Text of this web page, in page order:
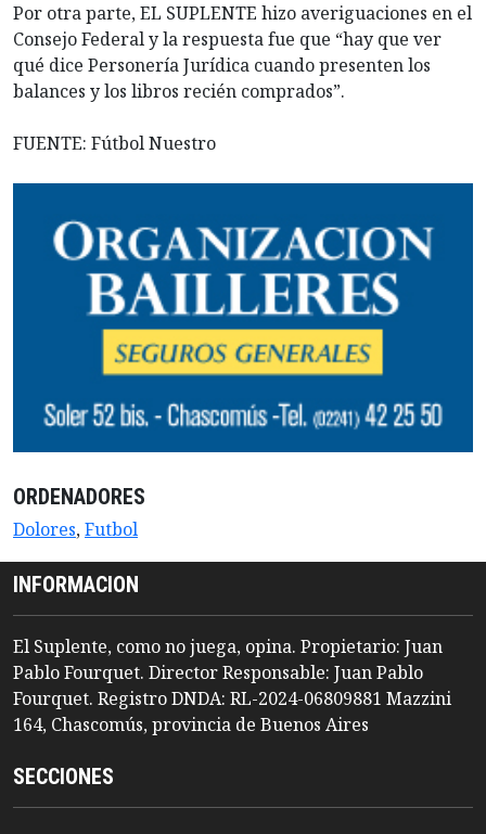
Por otra parte, EL SUPLENTE hizo averiguaciones en el
Consejo Federal y la respuesta fue que “hay que ver
qué dice Personería Jurídica cuando presenten los
balances y los libros recién comprados”.
FUENTE: Fútbol Nuestro
ORDENADORES
Dolores,Futbol
INFORMACION
El Suplente, como no juega, opina. Propietario: Juan
Pablo Fourquet. Director Responsable: Juan Pablo
Fourquet. Registro DNDA: RL-2024-06809881 Mazzini
164, Chascomús, provincia de Buenos Aires
SECCIONES